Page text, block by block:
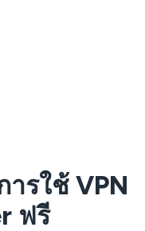
รใช้ VPN
ฟรี